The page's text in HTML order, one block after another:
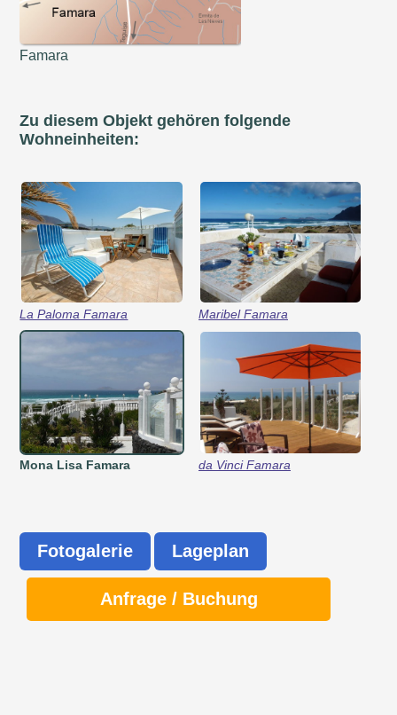
Famara
Zu diesem Objekt gehören folgende
Wohneinheiten:
La Paloma Famara Maribel Famara
Mona Lisa Famara da Vinci Famara
Fotogalerie Lageplan
Anfrage / Buchung